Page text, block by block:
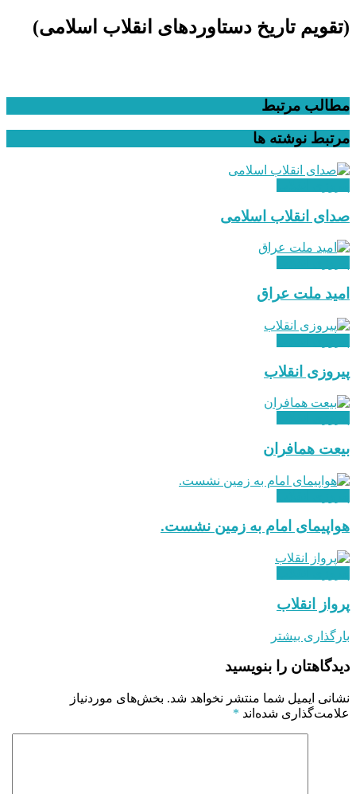
(تقویم تاریخ دستاوردهای انقلاب اسلامی​)
مطالب مرتبط
مرتبط نوشته ها
صدای انقلاب اسلامی
امید ملت عراق
پیروزی انقلاب
بیعت همافران
هواپیمای امام به زمین نشست.
پرواز انقلاب
بارگذاری بیشتر
دیدگاهتان را بنویسید
نشانی ایمیل شما منتشر نخواهد شد. بخش‌های موردنیاز
علامت‌گذاری شده‌اند *